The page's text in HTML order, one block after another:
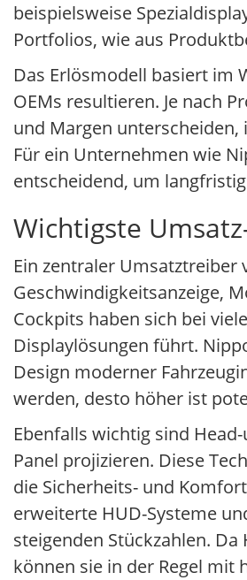
beispielsweise
Portfolios, wie aus
Das Erlösmodell basiert im
OEMs resultieren. Je nach
und Margen
Für ein Unternehmen wie
entscheidend, um
Wichtigste
Ein zentraler
Geschwindigkeitsanzeige,
Cockpits haben sich bei
Displaylösungen führt.
Design moderner
werden, desto höher ist
Ebenfalls wichtig sind
Panel projizieren. Diese
die Sicherheits- und
erweiterte HUD-Systeme
steigenden Stückzahlen.
können sie in der Regel mit